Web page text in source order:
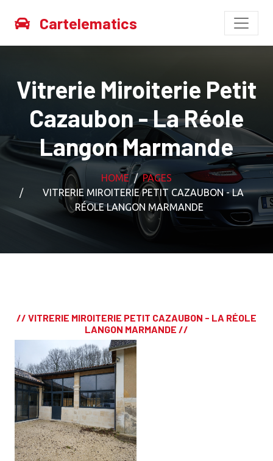
Cartelematics
Vitrerie Miroiterie Petit
Cazaubon - La Réole
Langon Marmande
HOME
PAGES
VITRERIE MIROITERIE PETIT CAZAUBON - LA
RÉOLE LANGON MARMANDE
// VITRERIE MIROITERIE PETIT CAZAUBON - LA RÉOLE
LANGON MARMANDE //